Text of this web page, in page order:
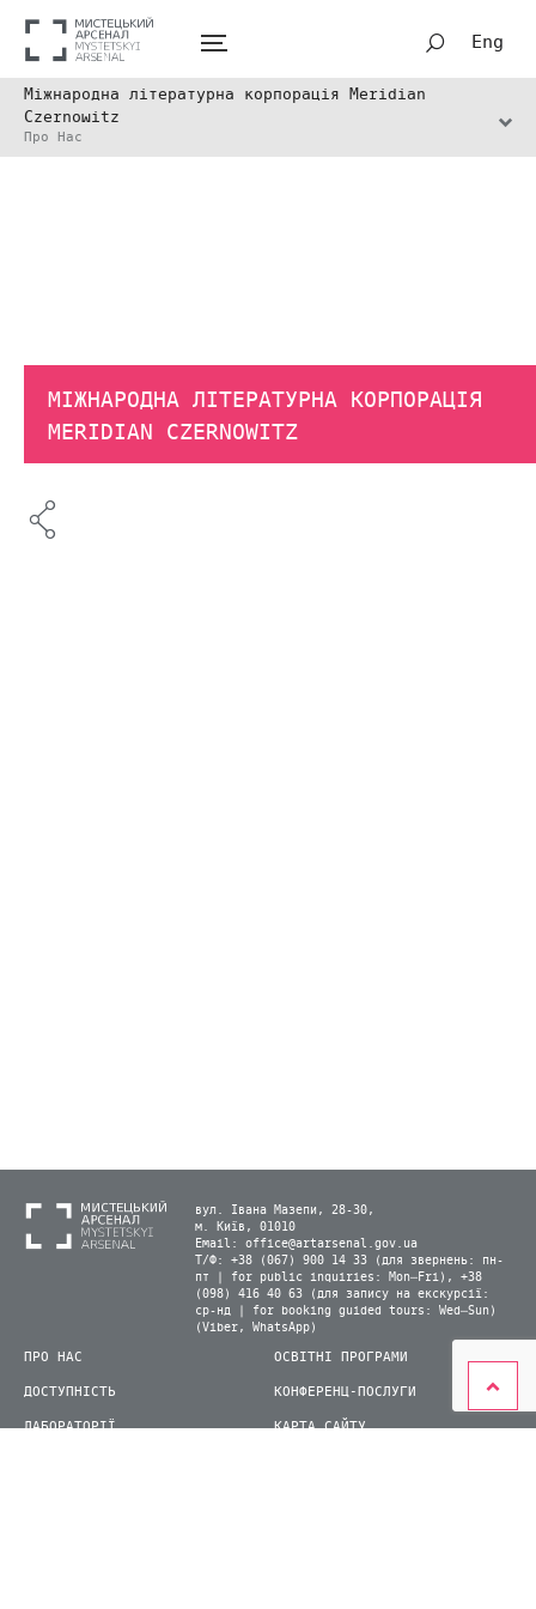
Eng
Міжнародна літературна корпорація Meridian
Czernowitz
Про Нас
МІЖНАРОДНА ЛІТЕРАТУРНА КОРПОРАЦІЯ
MERIDIAN CZERNOWITZ
вул. Івана Мазепи, 28-30,
м. Київ, 01010
Email: office@artarsenal.gov.ua
Т/Ф: +38 (067) 900 14 33 (для звернень: пн-
пт | for public inquiries: Mon–Fri), +38
(098) 416 40 63 (для запису на екскурсії:
ср-нд | for booking guided tours: Wed–Sun)
(Viber, WhatsApp)
ПРО НАС
ДОСТУПНІСТЬ
ЛАБОРАТОРІЇ
ОСВІТНІ ПРОГРАМИ
КОНФЕРЕНЦ-ПОСЛУГИ
КАРТА САЙТУ